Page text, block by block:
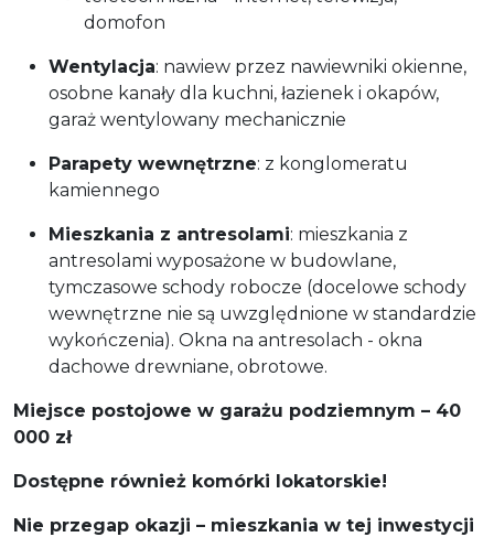
domofon
Wentylacja: nawiew przez nawiewniki okienne,
osobne kanały dla kuchni, łazienek i okapów,
garaż wentylowany mechanicznie
Parapety wewnętrzne: z konglomeratu
kamiennego
Mieszkania z antresolami: mieszkania z
antresolami wyposażone w budowlane,
tymczasowe schody robocze (docelowe schody
wewnętrzne nie są uwzględnione w standardzie
wykończenia). Okna na antresolach - okna
dachowe drewniane, obrotowe.
Miejsce postojowe w garażu podziemnym – 40
000 zł
Dostępne również komórki lokatorskie!
Nie przegap okazji – mieszkania w tej inwestycji